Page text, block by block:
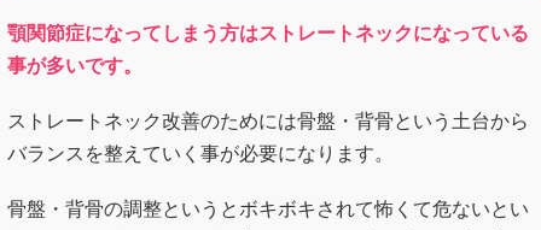
顎関節症になってしまう方はストレートネックになっている
事が多いです。
ストレートネック改善のためには骨盤・背骨という土台から
バランスを整えていく事が必要になります。
骨盤・背骨の調整というとボキボキされて怖くて危ないとい